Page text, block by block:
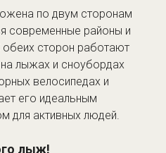
по двум сторонам
современные районы и
обеих сторон работают
лыжах и сноубордах
велосипедах и
его идеальным
для активных людей.
лыж!